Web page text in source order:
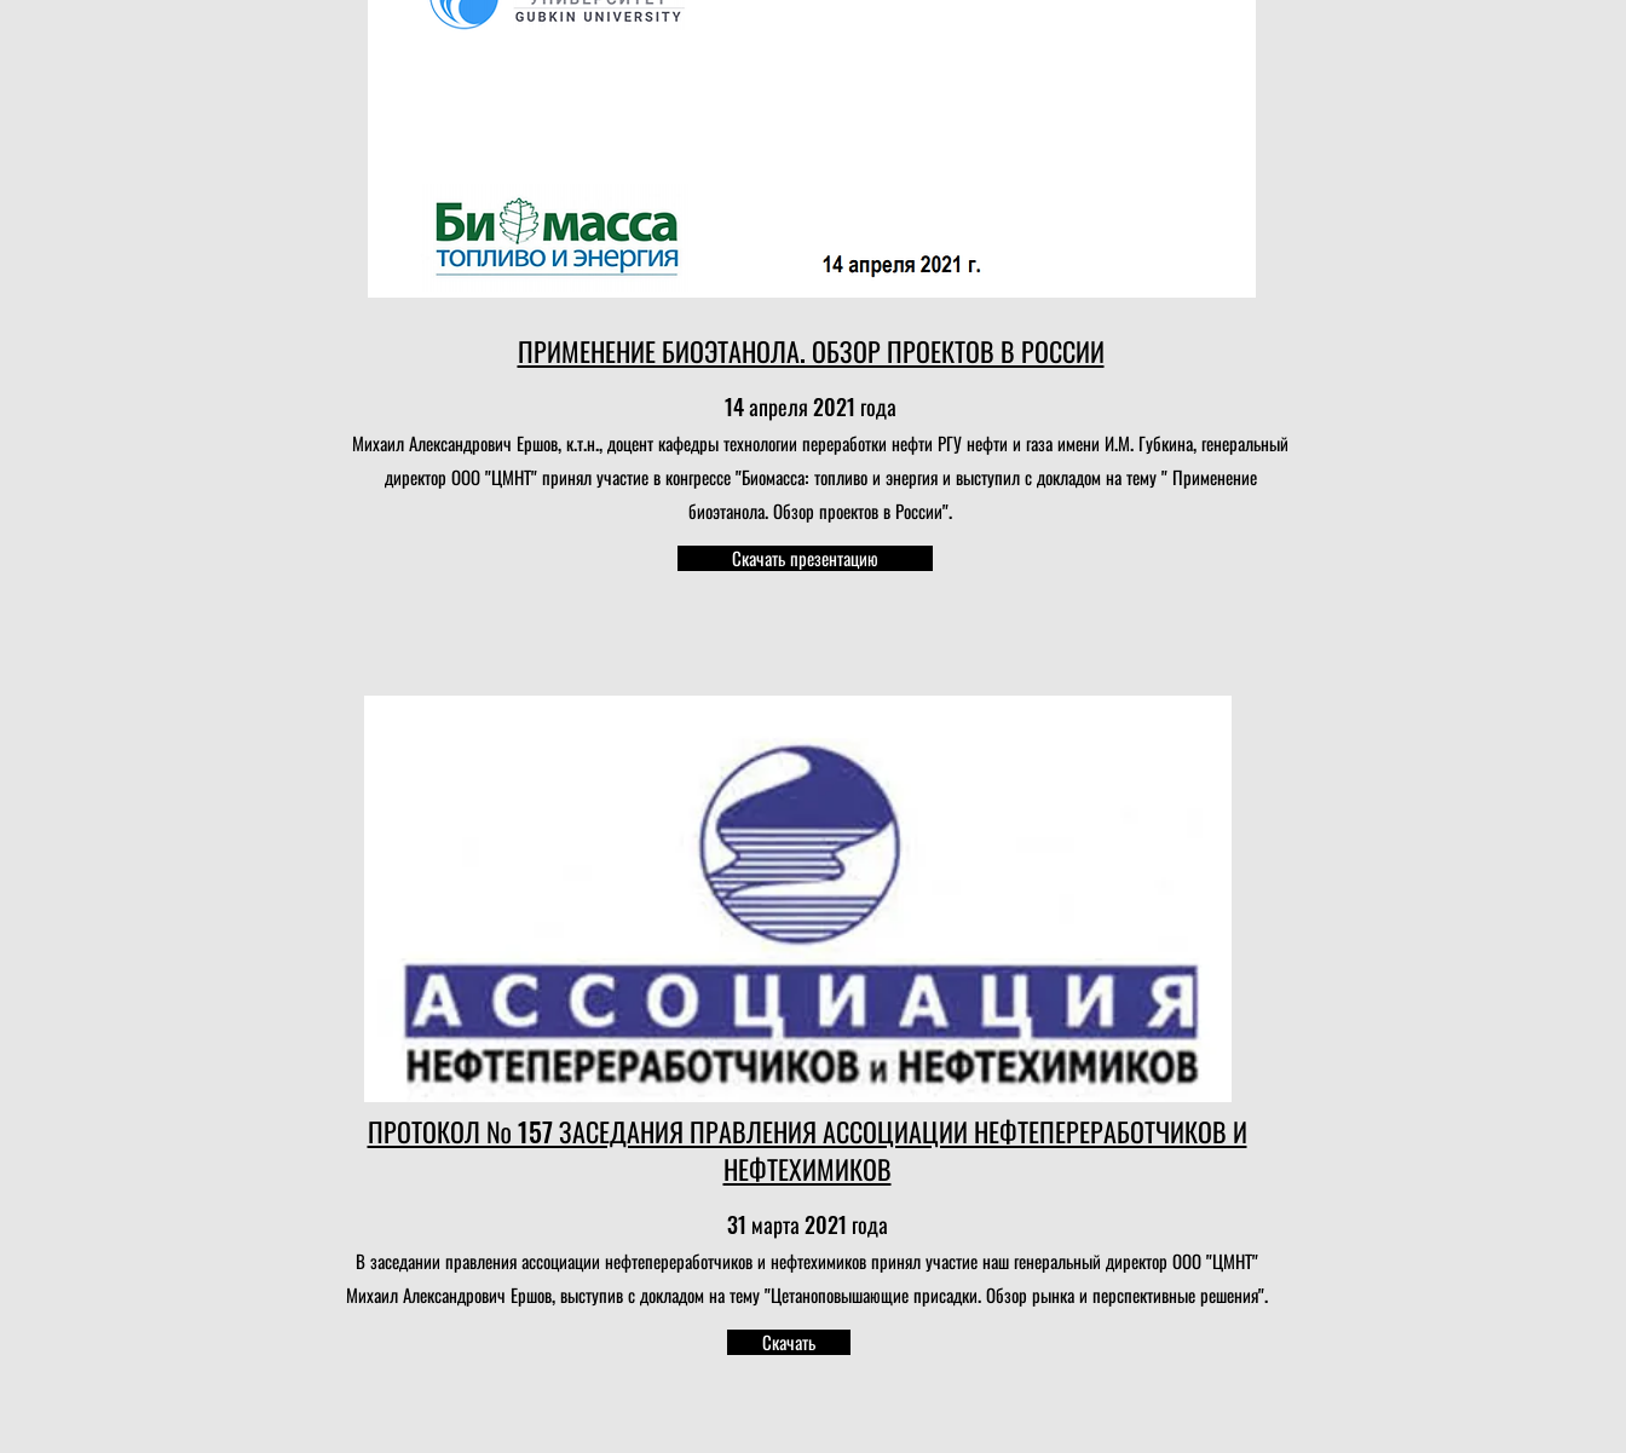
ПРИМЕНЕНИЕ БИОЭТАНОЛА. ОБЗОР ПРОЕКТОВ В РОССИИ
14 апреля 2021 года
Михаил Александрович Ершов, к.т.н., доцент кафедры технологии переработки нефти РГУ нефти и газа имени И.М. Губкина, генеральный
директор ООО "ЦМНТ" принял участие в конгрессе "Биомасса: топливо и энергия и выступил с докладом на тему " Применение
биоэтанола. Обзор проектов в России".
Скачать презентацию
ПРОТОКОЛ № 157 ЗАСЕДАНИЯ ПРАВЛЕНИЯ АССОЦИАЦИИ НЕФТЕПЕРЕРАБОТЧИКОВ И
НЕФТЕХИМИКОВ
31 марта 2021 года
В заседании правления ассоциации нефтепереработчиков и нефтехимиков принял участие наш генеральный директор ООО "ЦМНТ"
Михаил Александрович Ершов, выступив с докладом на тему "Цетаноповышающие присадки. Обзор рынка и перспективные решения".
Скачать